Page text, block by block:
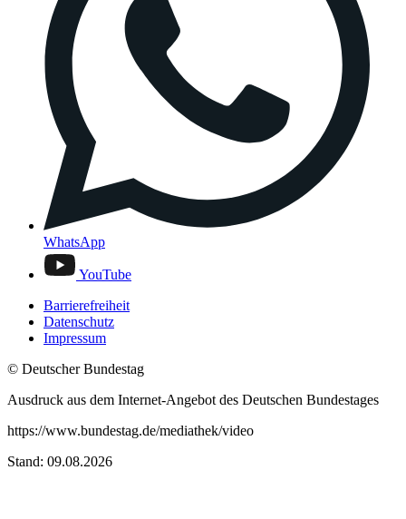
WhatsApp
YouTube
Barrierefreiheit
Datenschutz
Impressum
© Deutscher Bundestag
Ausdruck aus dem Internet-Angebot des Deutschen Bundestages
https://www.bundestag.de/mediathek/video
Stand: 09.08.2026